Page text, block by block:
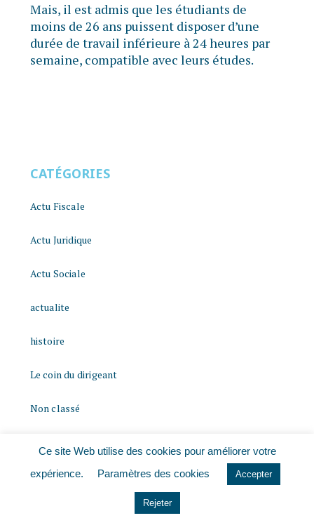
Mais, il est admis que les étudiants de
moins de 26 ans puissent disposer d’une
durée de travail inférieure à 24 heures par
semaine, compatible avec leurs études.
CATÉGORIES
Actu Fiscale
Actu Juridique
Actu Sociale
actualite
histoire
Le coin du dirigeant
Non classé
Ce site Web utilise des cookies pour améliorer votre
expérience.
Paramètres des cookies Accepter
Rejeter